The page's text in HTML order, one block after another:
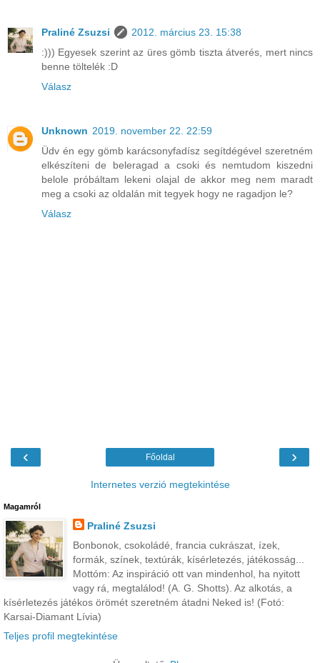
Praliné Zsuzsi
2012. március 23. 15:38
:))) Egyesek szerint az üres gömb tiszta átverés, mert nincs
benne töltelék :D
Válasz
Unknown 2019. november 22. 22:59
Üdv én egy gömb karácsonyfadísz segítdégével szeretném
elkészíteni de beleragad a csoki és nemtudom kiszedni
belole próbáltam lekeni olajal de akkor meg nem maradt
meg a csoki az oldalán mit tegyek hogy ne ragadjon le?
Válasz
‹ ›
Főoldal
Internetes verzió megtekintése
Magamról
Praliné Zsuzsi
Bonbonok, csokoládé, francia cukrászat, ízek,
formák, színek, textúrák, kísérletezés, játékosság...
Mottóm: Az inspiráció ott van mindenhol, ha nyitott
vagy rá, megtalálod! (A. G. Shotts). Az alkotás, a
kísérletezés játékos örömét szeretném átadni Neked is! (Fotó:
Karsai-Diamant Lívia)
Teljes profil megtekintése